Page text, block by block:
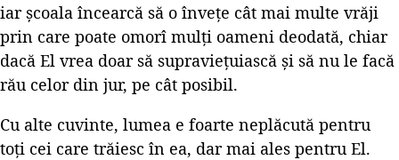
iar școala încearcă să o învețe cât mai multe vrăji
prin care poate omorî mulți oameni deodată, chiar
dacă El vrea doar să supraviețuiască și să nu le facă
rău celor din jur, pe cât posibil.
Cu alte cuvinte, lumea e foarte neplăcută pentru
toți cei care trăiesc în ea, dar mai ales pentru El.